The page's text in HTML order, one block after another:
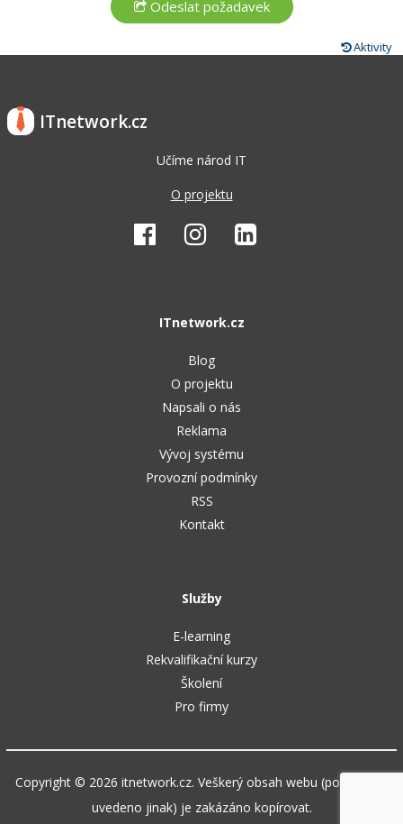
Aktivity
ITnetwork.cz
Učíme národ IT
O projektu
ITnetwork.cz
Blog
O projektu
Napsali o nás
Reklama
Vývoj systému
Provozní podmínky
RSS
Kontakt
Služby
E-learning
Rekvalifikační kurzy
Školení
Pro firmy
Copyright © 2026 itnetwork.cz. Veškerý obsah webu (pokud není
uvedeno jinak) je zakázáno kopírovat.